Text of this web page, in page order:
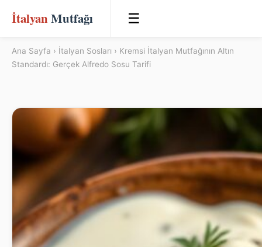
İtalyan Mutfağı ☰
Ana Sayfa › İtalyan Sosları › Kremsi İtalyan Mutfağının Altın
Standardı: Gerçek Alfredo Sosu Tarifi